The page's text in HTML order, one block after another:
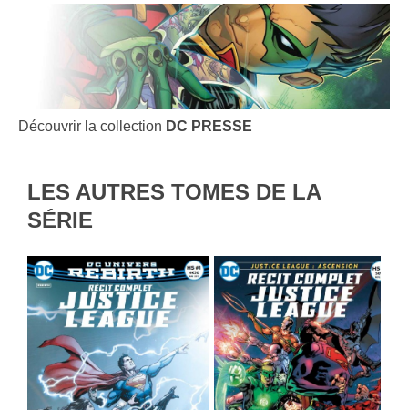
Découvrir la collection DC PRESSE
LES AUTRES TOMES DE LA
SÉRIE